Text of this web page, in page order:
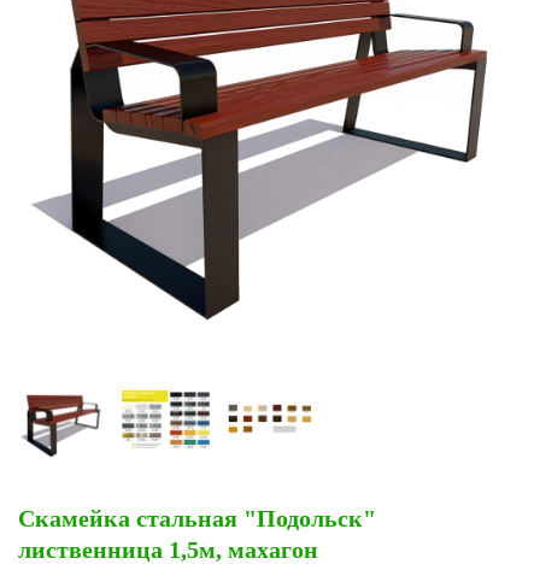
Скамейка стальная "Подольск"
лиственница 1,5м, махагон